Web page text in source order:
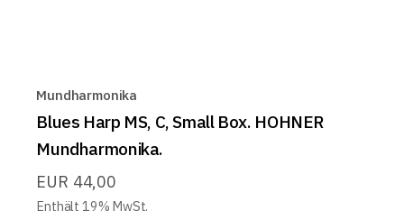
Mundharmonika
Blues Harp MS, C, Small Box. HOHNER
Mundharmonika.
EUR 44,00
Enthält 19% MwSt.